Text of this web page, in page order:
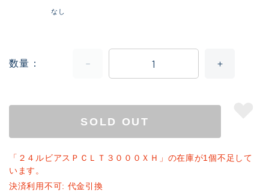
なし
数量
SOLD OUT
「２４ルビアスＰＣＬＴ３０００ＸＨ」の在庫が1個不足して
います。
決済利用不可: 代金引換